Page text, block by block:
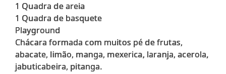
1 Quadra de areia
1 Quadra de basquete
Playground
Chácara formada com muitos pé de frutas,
abacate, limão, manga, mexerica, laranja, acerola,
jabuticabeira, pitanga.